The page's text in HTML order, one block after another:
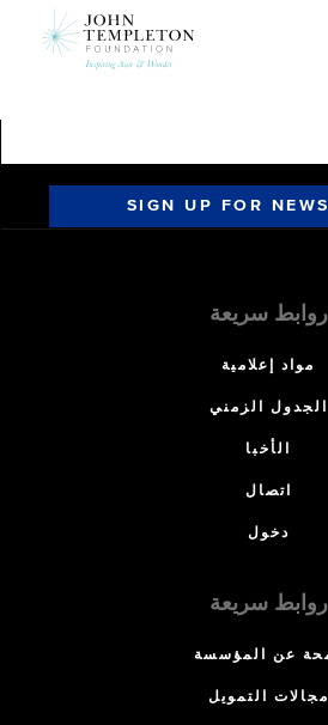
SIGN UP FOR
روابط سريعة
مواد إعلامية
الجدول الزمني
الأخبا
اتصال
دخول
روابط سريعة
عن المؤسسة
مجالات التمويل